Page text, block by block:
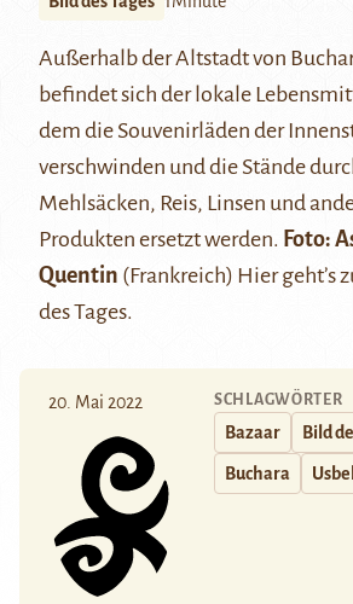
Außerhalb der Altstadt von
befindet sich der lokale
dem die Souvenirläden der
verschwinden und die Stände
Mehlsäcken, Reis, Linsen und
Produkten ersetzt werden. Foto:
Quentin (Frankreich) Hiergeht’s
des Tages.
20. Mai 2022 SCHLAGWÖRTER
Bazaar Bild
Buchara